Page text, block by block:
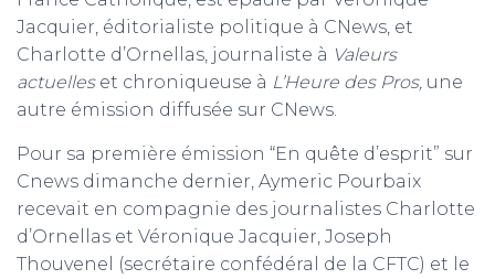
Jacquier, éditorialiste politique à CNews, et
Charlotte d’Ornellas, journaliste à Valeurs
actuelleset chroniqueuse à L’Heure des Pros, une
autre émission diffusée sur CNews.
Pour sa première émission “En quête d’esprit” sur
Cnews dimanche dernier, Aymeric Pourbaix
recevait en compagnie des journalistes Charlotte
d’Ornellas et Véronique Jacquier, Joseph
Thouvenel (secrétaire confédéral de la CFTC) et le